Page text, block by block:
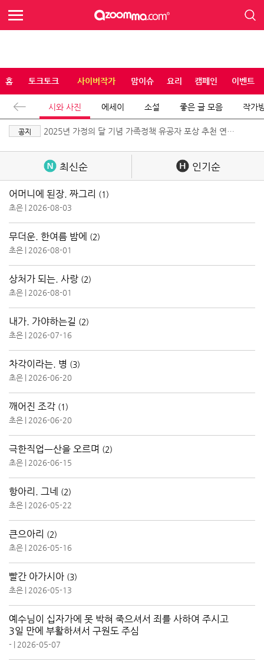
홈 토크토크 사이버작가 맘이슈 요리 캠페인 이벤트
시와 사진 에세이 소설 좋은 글 모음 작가
공지
2025년 가정의 달 기념 가족정책 유공자 포상 추천 연장
최신순 인기순
어머니에 된장. 짜그리 (1)
초은 2026-08-03
무더운. 한여름 밤에 (2)
초은 2026-08-01
상처가 되는. 사랑 (2)
초은 2026-08-01
내가. 가야하는길 (2)
초은 2026-07-16
차각이라는. 병 (3)
초은 2026-06-20
깨어진 조각 (1)
초은 2026-06-20
극한직업ㅡ산을 오르며 (2)
초은 2026-06-15
항아리. 그네 (2)
초은 2026-05-22
큰으아리 (2)
초은 2026-05-16
빨간 아가시아 (3)
초은 2026-05-13
예수님이 십자가에 못 박혀 죽으셔서 죄를 사하여 주시고
3일 만에 부활하셔서 구원도 주심
- 2026-05-07